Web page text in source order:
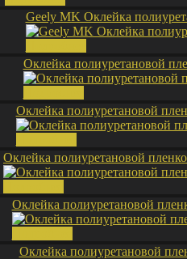
Geely MK Оклейка
Оклейка полиуретановой
Оклейка полиуретановой
Оклейка полиуретановой
Оклейка полиуретановой
Оклейка полиуретановой